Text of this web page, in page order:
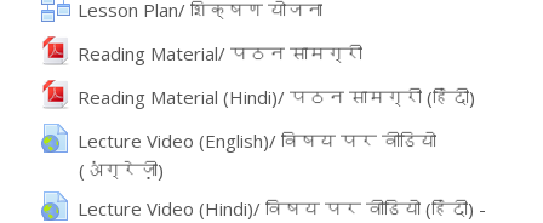
Lesson Plan/ शिक्षण योजना
Reading Material/ पठन सामग्री
File
Reading Material (Hindi)/ पठन सामग्री (हिंदी)
File
Lecture Video (English)/ विषय पर वीडियो
(अंग्रेज़ी)
URL
Lecture Video (Hindi)/ विषय पर वीडियो (हिंदी) -